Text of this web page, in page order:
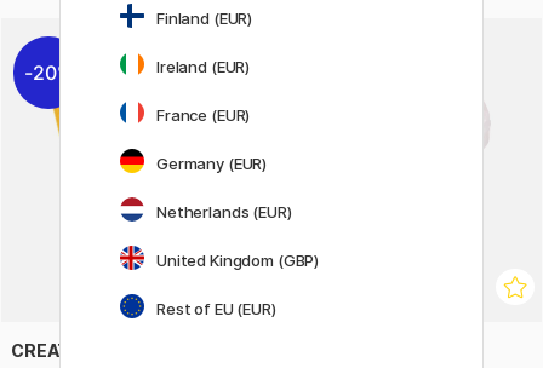
20%
CREATIV COMPANY
Finland (EUR)
Ireland (EUR)
France (EUR)
Germany (EUR)
Netherlands (EUR)
United Kingdom (GBP)
Rest of EU (EUR)